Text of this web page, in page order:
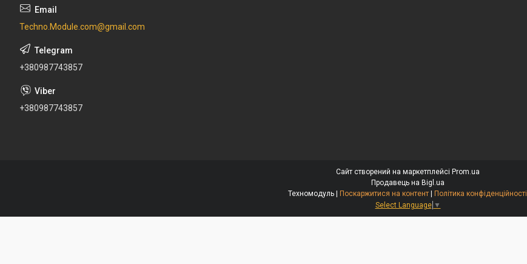
Techno.Module.com@gmail.com
+380987743857
+380987743857
Сайт створений на маркетплейсі Prom.ua
Продавець на Bigl.ua
Техномодуль | Поскаржитися на контент | Політика конфіденційності
Select Language ▼